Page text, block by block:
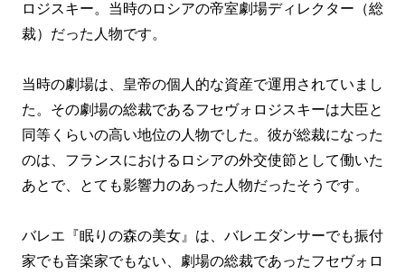
ロジスキー。当時のロシアの帝室劇場ディレクター（総
裁）だった人物です。
当時の劇場は、皇帝の個人的な資産で運用されていまし
た。その劇場の総裁であるフセヴォロジスキーは大臣と
同等くらいの高い地位の人物でした。彼が総裁になった
のは、フランスにおけるロシアの外交使節として働いた
あとで、とても影響力のあった人物だったそうです。
バレエ『眠りの森の美女』は、バレエダンサーでも振付
家でも音楽家でもない、劇場の総裁であったフセヴォロ